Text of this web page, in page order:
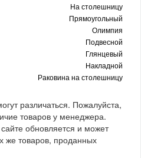
На столешницу
Прямоугольный
Олимпия
Подвесной
Глянцевый
Накладной
Раковина на столешницу
различаться. Пожалуйста,
товаров у менеджера.
обновляется и может
же товаров, проданных